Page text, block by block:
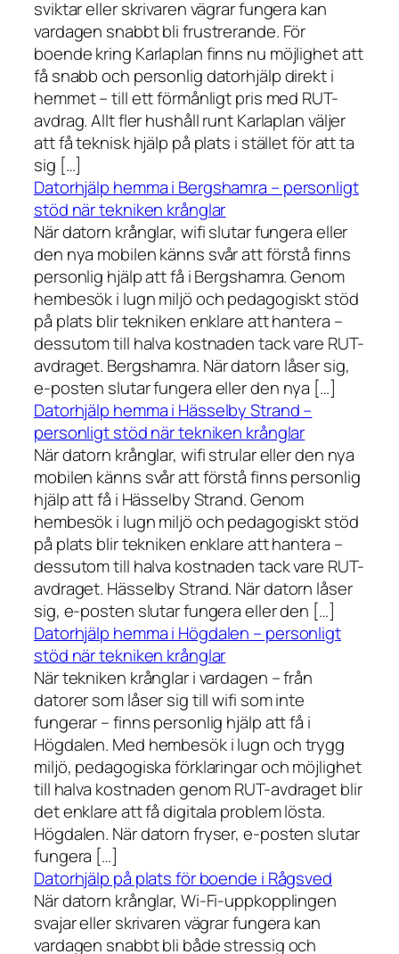
sviktar eller skrivaren vägrar fungera kan
vardagen snabbt bli frustrerande. För
boende kring Karlaplan finns nu möjlighet att
få snabb och personlig datorhjälp direkt i
hemmet – till ett förmånligt pris med RUT-
avdrag. Allt fler hushåll runt Karlaplan väljer
att få teknisk hjälp på plats i stället för att ta
sig […]
Datorhjälp hemma i Bergshamra – personligt
stöd när tekniken krånglar
När datorn krånglar, wifi slutar fungera eller
den nya mobilen känns svår att förstå finns
personlig hjälp att få i Bergshamra. Genom
hembesök i lugn miljö och pedagogiskt stöd
på plats blir tekniken enklare att hantera –
dessutom till halva kostnaden tack vare RUT-
avdraget. Bergshamra. När datorn låser sig,
e-posten slutar fungera eller den nya […]
Datorhjälp hemma i Hässelby Strand –
personligt stöd när tekniken krånglar
När datorn krånglar, wifi strular eller den nya
mobilen känns svår att förstå finns personlig
hjälp att få i Hässelby Strand. Genom
hembesök i lugn miljö och pedagogiskt stöd
på plats blir tekniken enklare att hantera –
dessutom till halva kostnaden tack vare RUT-
avdraget. Hässelby Strand. När datorn låser
sig, e-posten slutar fungera eller den […]
Datorhjälp hemma i Högdalen – personligt
stöd när tekniken krånglar
När tekniken krånglar i vardagen – från
datorer som låser sig till wifi som inte
fungerar – finns personlig hjälp att få i
Högdalen. Med hembesök i lugn och trygg
miljö, pedagogiska förklaringar och möjlighet
till halva kostnaden genom RUT-avdraget blir
det enklare att få digitala problem lösta.
Högdalen. När datorn fryser, e-posten slutar
fungera […]
Datorhjälp på plats för boende i Rågsved
När datorn krånglar, Wi-Fi-uppkopplingen
svajar eller skrivaren vägrar fungera kan
vardagen snabbt bli både stressig och